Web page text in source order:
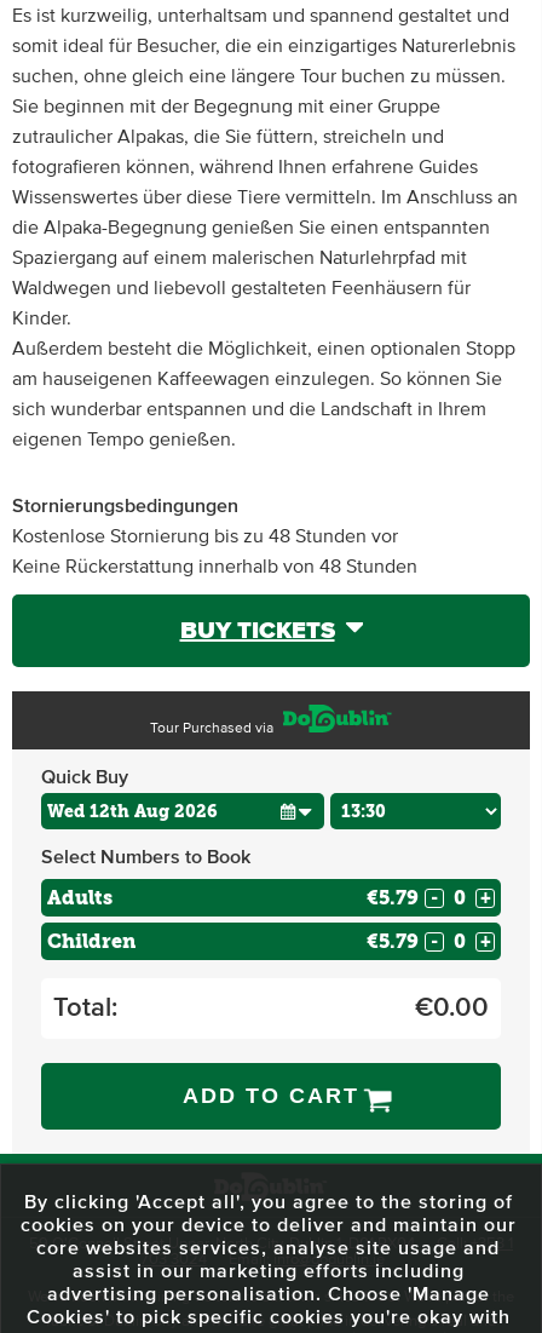
Es ist kurzweilig, unterhaltsam und spannend gestaltet und
somit ideal für Besucher, die ein einzigartiges Naturerlebnis
suchen, ohne gleich eine längere Tour buchen zu müssen.
Sie beginnen mit der Begegnung mit einer Gruppe
zutraulicher Alpakas, die Sie füttern, streicheln und
fotografieren können, während Ihnen erfahrene Guides
Wissenswertes über diese Tiere vermitteln. Im Anschluss an
die Alpaka-Begegnung genießen Sie einen entspannten
Spaziergang auf einem malerischen Naturlehrpfad mit
Waldwegen und liebevoll gestalteten Feenhäusern für
Kinder.
Außerdem besteht die Möglichkeit, einen optionalen Stopp
am hauseigenen Kaffeewagen einzulegen. So können Sie
sich wunderbar entspannen und die Landschaft in Ihrem
eigenen Tempo genießen.
Stornierungsbedingungen
Kostenlose Stornierung bis zu 48 Stunden vor
Keine Rückerstattung innerhalb von 48 Stunden
BUY TICKETS
Tour Purchased via
Quick Buy
Select Numbers to Book
Adults €5.79 - +
Children €5.79 - +
Total: €0.00
ADD TO CART
59 O'Connell Street Upper, North City, Dublin 1, D01 RX04 Call:+353 1
703 3024
Email: info@dodublin.ie
We've been entertaining visitors to our town since 1988. We're part of the
fabric of Dublin City and we take great pride in delivering a real and
By clicking 'Accept all', you agree to the storing of
cookies on your device to deliver and maintain our
core websites services, analyse site usage and
assist in our marketing efforts including
advertising personalisation. Choose 'Manage
Cookies' to pick specific cookies you're okay with